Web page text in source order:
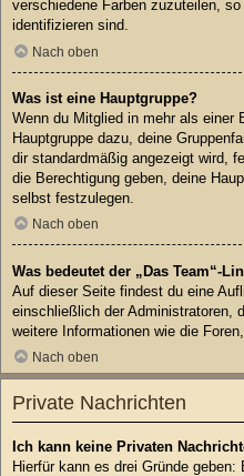
verschiedene Farben zuzuteilen,
identifizieren sind.
Nach oben
Was ist eine Hauptgruppe?
Wenn du Mitglied in mehr als einer
Hauptgruppe dazu, deine
dir standardmäßig angezeigt wird,
die Berechtigung geben, deine
selbst festzulegen.
Nach oben
Was bedeutet der „Das Team“-
Auf dieser Seite findest du eine
einschließlich der Administratoren,
weitere Informationen wie die
Nach oben
Private Nachrichten
Ich kann keine Privaten
Hierfür kann es drei Gründe